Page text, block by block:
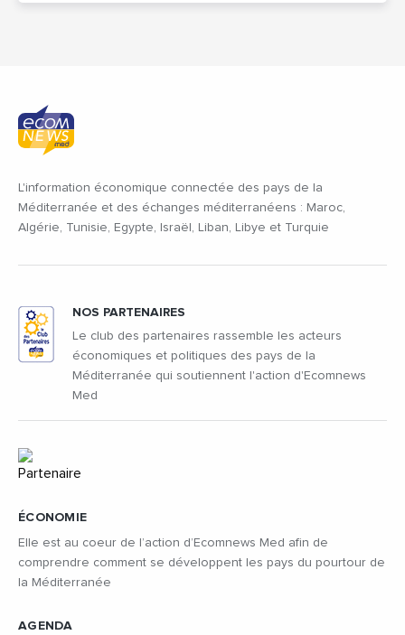
L'information économique connectée des pays de la
Méditerranée et des échanges méditerranéens : Maroc,
Algérie, Tunisie, Egypte, Israël, Liban, Libye et Turquie
ÉCONOMIE
Elle est au coeur de l’action d’Ecomnews Med afin de
comprendre comment se développent les pays du pourtour de
la Méditerranée
AGENDA
NOS PARTENAIRES
Le club des partenaires rassemble les acteurs
économiques et politiques des pays de la
Méditerranée qui soutiennent l'action d'Ecomnews
Med